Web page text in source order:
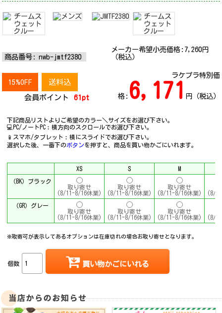
商品番号: nwb-jmtf2380
メーカー希望小売価格: 7,260円
（税込）
15%OFF 送料込
会員ポイント 61pt
ラケプラ特別価
格: 6,171 円（税込）
下記商品リストよりご希望のカラー＼サイズをお選び下さい。
💻PC/ノートPC︰横方向のスクロールでお選び下さい。
📱スマホ/タブレット︰横にスライドでお選び下さい。
選択した後、一番下のボタンを押すと、商品を買い物かごにいれます。
XS S M
（BK）ブラック
取り寄せ
(8/11-8/16休業)
取り寄せ
(8/11-8/16休業)
取り寄せ
(8/11-8/16休業)
(8/
（GR）グレー
取り寄せ
(8/11-8/16休業)
取り寄せ
(8/11-8/16休業)
取り寄せ
(8/11-8/16休業)
(8/
※取寄可が表示してあるオプションは在庫切れの場合お取り寄せとなります。
個数 買い物かごにいれる